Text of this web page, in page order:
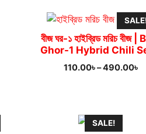
বীজ ঘর-১ হাইব্রিড মরিচ বীজ |
Ghor-1 Hybrid Chili
110.00৳–490.00৳
SALE!